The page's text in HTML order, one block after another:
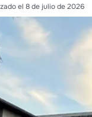
el 8 de julio de 2026